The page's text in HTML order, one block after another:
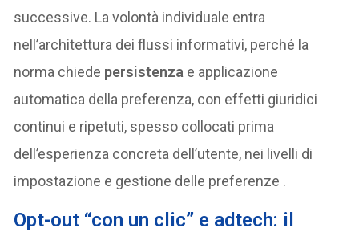
successive. La volontà individuale entra
nell’architettura dei flussi informativi, perché la
norma chiede persistenza e applicazione
automatica della preferenza, con effetti giuridici
continui e ripetuti, spesso collocati prima
dell’esperienza concreta dell’utente, nei livelli di
impostazione e gestione delle preferenze .
Opt-out “con un clic” e adtech: il